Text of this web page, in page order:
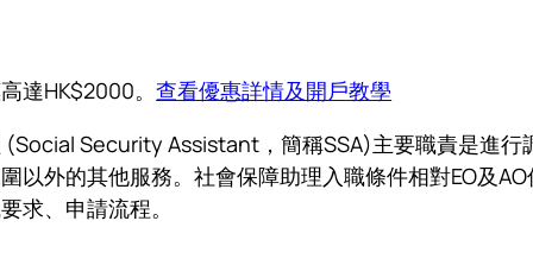
達HK$2000。查看優惠詳情及開戶教學
Security Assistant，簡稱SSA)主要職責是進
以外的其他服務。社會保障助理入職條件相對EO及
求、申請流程。